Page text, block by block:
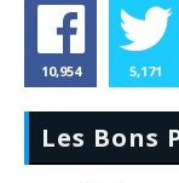
10,954 5,171
Les Bons